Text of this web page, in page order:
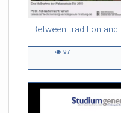
54:13 duration
97